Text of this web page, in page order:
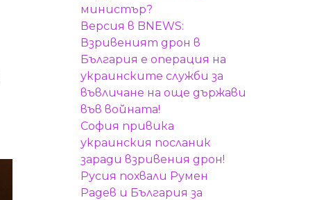
министър?
Версия в BNEWS:
Взривеният дрон в
България е операция на
украинските служби за
въвличане на още държави
във войната!
София привика
украинския посланик
заради взривения дрон!
Русия похвали Румен
Радев и България за